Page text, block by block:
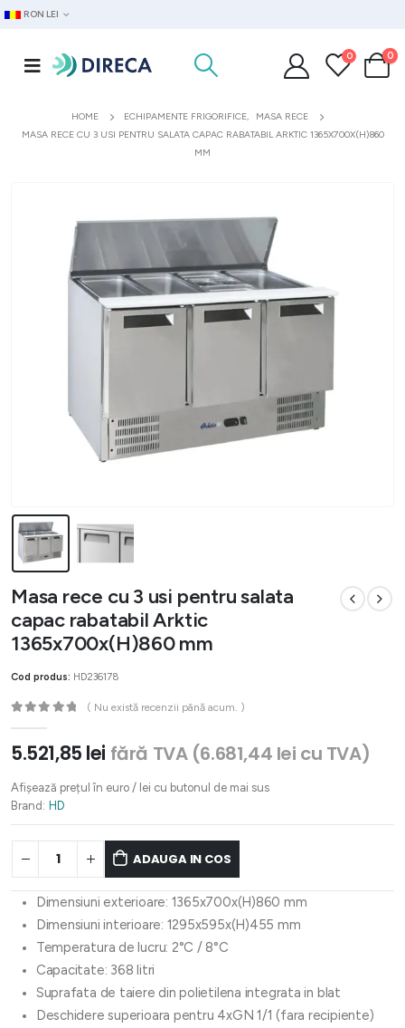
RON LEI
0 0
HOME ECHIPAMENTE FRIGORIFICE,
MASA RECE
MASA RECE CU 3 USI PENTRU SALATA CAPAC RABATABIL ARKTIC 1365X700X(H)860
MM
Masa rece cu 3 usi pentru salata
capac rabatabil Arktic
1365x700x(H)860 mm
Cod produs: HD236178
( Nu există recenzii până acum. )
5.521,85 lei fără TVA (6.681,44 lei cu TVA)
Afișează prețul în euro / lei cu butonul de mai sus
Brand: HD
ADAUGA IN COS
Dimensiuni exterioare: 1365x700x(H)860 mm
Dimensiuni interioare: 1295x595x(H)455 mm
Temperatura de lucru: 2°C / 8°C
Capacitate: 368 litri
Suprafata de taiere din polietilena integrata in blat
Deschidere superioara pentru 4xGN 1/1 (fara recipiente)